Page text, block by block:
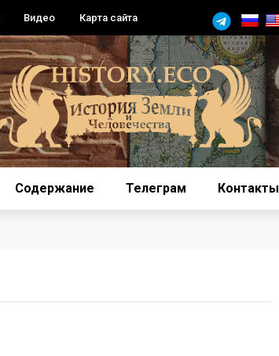
Видео Карта сайта
Содержание Телеграм Контакты